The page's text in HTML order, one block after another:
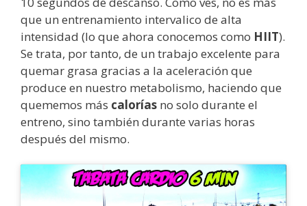
que un entrenamiento intervalico de alta
intensidad (lo que ahora conocemos como HIIT).
Se trata, por tanto, de un trabajo excelente para
quemar grasa gracias a la aceleración que
produce en nuestro metabolismo, haciendo que
quememos más calorías no solo durante el
entreno, sino también durante varias horas
después del mismo.